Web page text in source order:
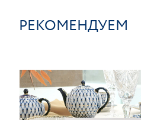
РЕКОМЕНДУЕМ